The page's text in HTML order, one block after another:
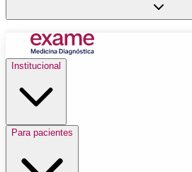
Institucional
Para pacientes